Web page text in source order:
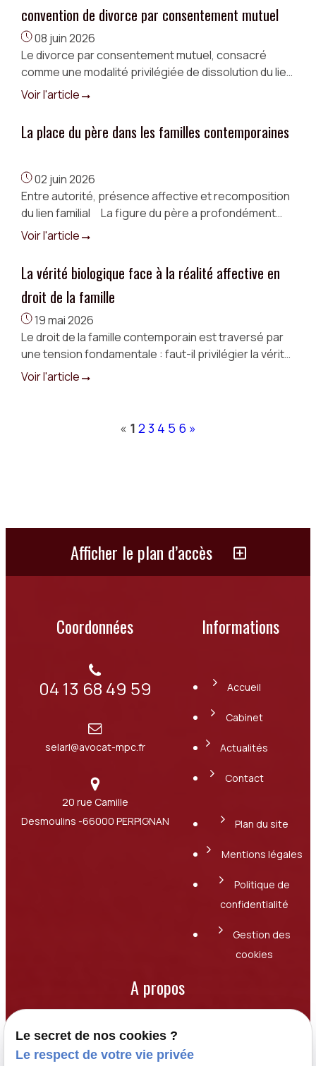
convention de divorce par consentement mutuel
08 juin 2026
Le divorce par consentement mutuel, consacré
comme une modalité privilégiée de dissolution du lien
matrimonial lorsque les époux s’accordent tant sur le
Voir l'article
La place du père dans les familles contemporaines
02 juin 2026
Entre autorité, présence affective et recomposition
du lien familial La figure du père a profondément
évolué au cours des dernières décennies.
Voir l'article
La vérité biologique face à la réalité affective en
droit de la famille
19 mai 2026
Le droit de la famille contemporain est traversé par
une tension fondamentale : faut-il privilégier la vérité
biologique ou protéger la réalité affective construite
Voir l'article
« 1 23 4 5 6 »
Afficher le plan d’accès
Coordonnées
04 13 68 49 59
selarl@avocat-mpc.fr
20 rue Camille
Desmoulins -66000 PERPIGNAN
Informations
Accueil
Cabinet
Actualités
Contact
Plan du site
Mentions légales
Politique de
confidentialité
Gestion des
cookies
A propos
Basé à Perpignan, le cabinet SELARL PEREZ-
COUFFE & ASSOCIES accompagne particuliers
Le secret de nos cookies ?
Le respect de votre vie privée